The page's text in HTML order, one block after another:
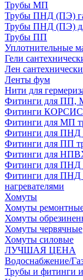
Трубы МП
Трубы ПНД (ПЭ)
Трубы ПНД (ПЭ)
Трубы ПП
Уплотнительные
Гели
Лен
Ленты фум
Нити для
Фитинги для ПП,
Фитинги КОРСИС
Фитинги для МП
Фитинги для ПНД
Фитинги для ПП
Фитинги для
Фитинги для ПНД
Фитинги для ПНД
нагревателями
Хомуты
Хомуты
Хомуты
Хомуты червячные
Хомуты силовые
ЛУЧШАЯ ЦЕНА
Водоснабжение/
Трубы и фитинги